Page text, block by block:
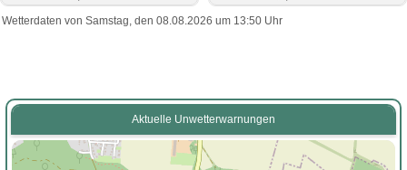
Wetterdaten von Samstag, den 08.08.2026 um 13:50 Uhr
Aktuelle Unwetterwarnungen